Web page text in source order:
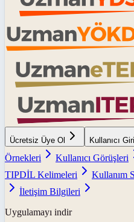
Ücretsiz Üye Ol Kullanıcı
Örnekleri
Kullanıcı Görüşleri
TIPDİL Kelimeleri
Kullanım
İletişim Bilgileri
Uygulamayı indir